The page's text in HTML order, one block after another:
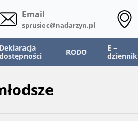
Email
sprusiec@nadarzyn.pl
Deklaracja
RODO
E –
dziennik